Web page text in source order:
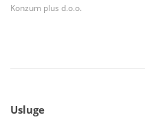
Konzum plus d.o.o.
Usluge